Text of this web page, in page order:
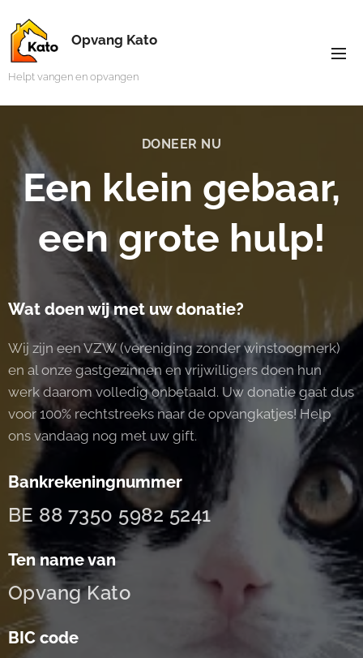
Opvang Kato
Helpt vangen en opvangen
DONEER NU
Een klein gebaar,
een grote hulp!
Wat doen wij met uw donatie?
Wij zijn een VZW (vereniging zonder winstoogmerk)
en al onze gastgezinnen en vrijwilligers doen hun
werk daarom volledig onbetaald. Uw donatie gaat dus
voor 100% rechtstreeks naar de opvangkatjes! Help
ons vandaag nog met uw gift.
Bankrekeningnummer
BE 88 7350 5982 5241
Ten name van
Opvang Kato
BICcode